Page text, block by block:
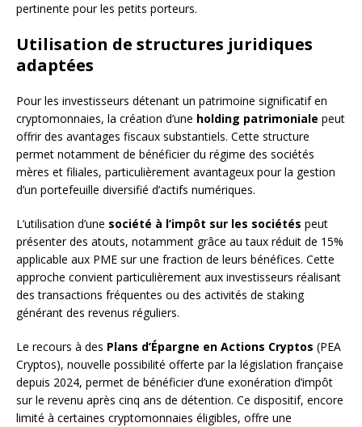
pertinente pour les petits porteurs.
Utilisation de structures juridiques
adaptées
Pour les investisseurs détenant un patrimoine significatif en
cryptomonnaies, la création d’une holding patrimoniale peut
offrir des avantages fiscaux substantiels. Cette structure
permet notamment de bénéficier du régime des sociétés
mères et filiales, particulièrement avantageux pour la gestion
d’un portefeuille diversifié d’actifs numériques.
L’utilisation d’une société à l’impôt sur les sociétés peut
présenter des atouts, notamment grâce au taux réduit de 15%
applicable aux PME sur une fraction de leurs bénéfices. Cette
approche convient particulièrement aux investisseurs réalisant
des transactions fréquentes ou des activités de staking
générant des revenus réguliers.
Le recours à des Plans d’Épargne en Actions Cryptos (PEA
Cryptos), nouvelle possibilité offerte par la législation française
depuis 2024, permet de bénéficier d’une exonération d’impôt
sur le revenu après cinq ans de détention. Ce dispositif, encore
limité à certaines cryptomonnaies éligibles, offre une